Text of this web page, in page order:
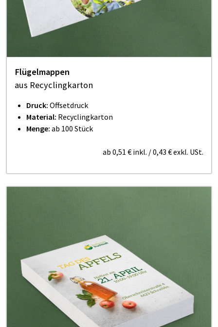
Flügelmappen
aus Recyclingkarton
Druck: Offsetdruck
Material: Recyclingkarton
Menge: ab 100 Stück
ab 0,51 € inkl. /0,43 €exkl. USt.